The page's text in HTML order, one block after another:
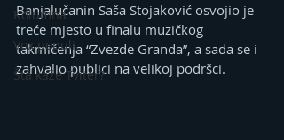
Kolumna
Vox populi
Šta kaže Tviter?
Banjalučanin Saša Stojaković osvojio je
treće mjesto u finalu muzičkog
takmičenja “Zvezde Granda”, a sada se i
zahvalio publici na velikoj podršci.